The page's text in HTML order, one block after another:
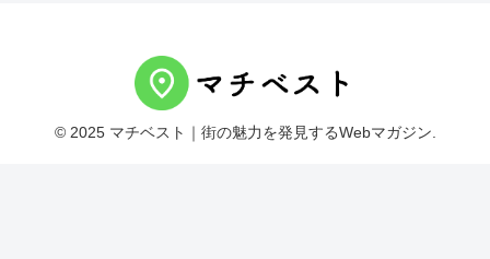
© 2025 マチベスト｜街の魅力を発見するWebマガジン.